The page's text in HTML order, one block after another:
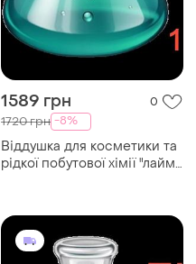
1589 грн 0
1720 грн -8%
Віддушка для косметики та
рідкої побутової хімії "лайм"